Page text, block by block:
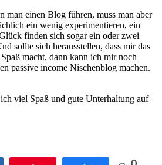
man einen Blog führen, muss man aber
ein wenig experimentieren, ein
finden sich sogar ein oder zwei
sollte sich herausstellen, dass mir das
macht, dann kann ich mir noch
passive income Nischenblog machen.
viel Spaß und gute Unterhaltung auf